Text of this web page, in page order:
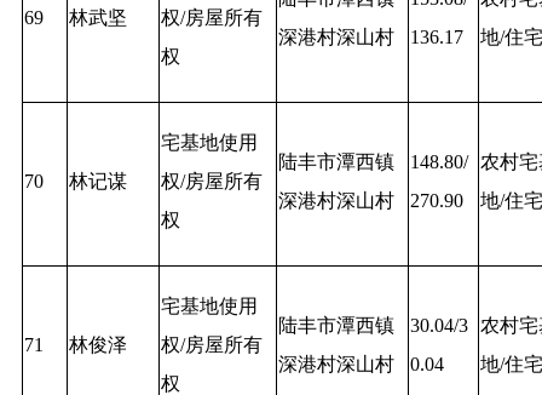
69 林武坚
权/房屋所有
权
深港村深山村
136.17
地/住宅
70 林记谋
宅基地使用
权/房屋所有
权
陆丰市潭西镇
深港村深山村
148.80/
270.90
农村宅
地/住宅
71 林俊泽
宅基地使用
权/房屋所有
权
陆丰市潭西镇
深港村深山村
30.04/3
0.04
农村宅
地/住宅